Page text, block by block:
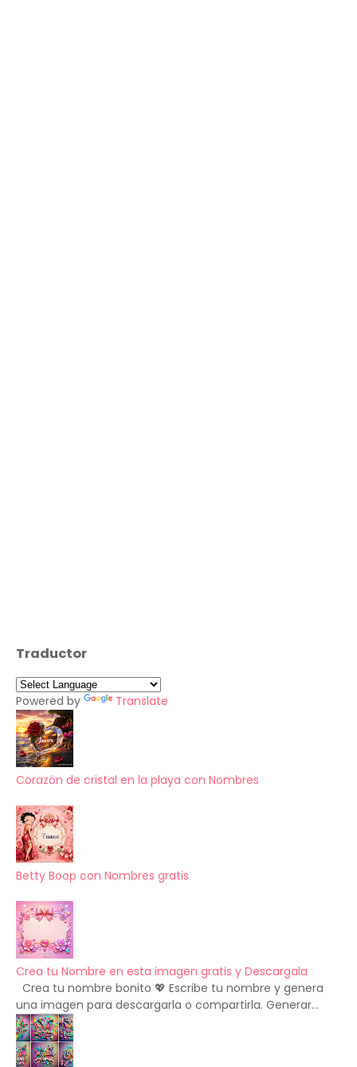
Traductor
Powered by Translate
Corazón de cristal en la playa con Nombres
Betty Boop con Nombres gratis
Crea tu Nombre en esta imagen gratis y Descargala
Crea tu nombre bonito 💖 Escribe tu nombre y genera
una imagen para descargarla o compartirla. Generar...